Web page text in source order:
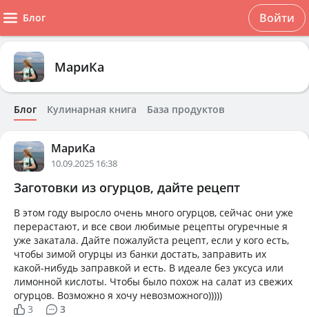
Блог Войти
МариКа
Блог Кулинарная книга База продуктов
МариКа
10.09.2025 16:38
Заготовки из огурцов, дайте рецепт
В этом году выросло очень много огурцов, сейчас они уже
перерастают, и все свои любимые рецепты огуречные я
уже закатала. Дайте пожалуйста рецепт, если у кого есть,
чтобы зимой огурцы из банки достать, заправить их
какой-нибудь заправкой и есть. В идеале без уксуса или
лимонной кислоты. Чтобы было похож на салат из свежих
огурцов. Возможно я хочу невозможного)))))
3
3